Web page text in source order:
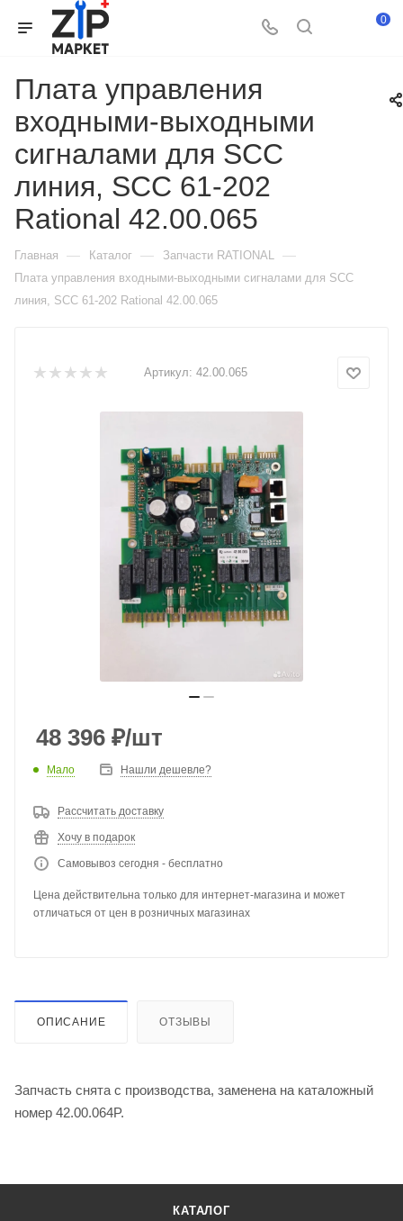
0
Плата управления
входными-выходными
сигналами для SCC
линия, SCC 61-202
Rational 42.00.065
Главная — Каталог — Запчасти RATIONAL —
Плата управления входными-выходными сигналами для SCC
линия, SCC 61-202 Rational 42.00.065
Артикул: 42.00.065
48 396 ₽/шт
Мало Нашли дешевле?
Рассчитать доставку
Хочу в подарок
Самовывоз сегодня - бесплатно
Цена действительна только для интернет-магазина и может
отличаться от цен в розничных магазинах
ОПИСАНИЕ ОТЗЫВЫ
Запчасть снята с производства, заменена на каталожный
номер 42.00.064P.
КАТАЛОГ